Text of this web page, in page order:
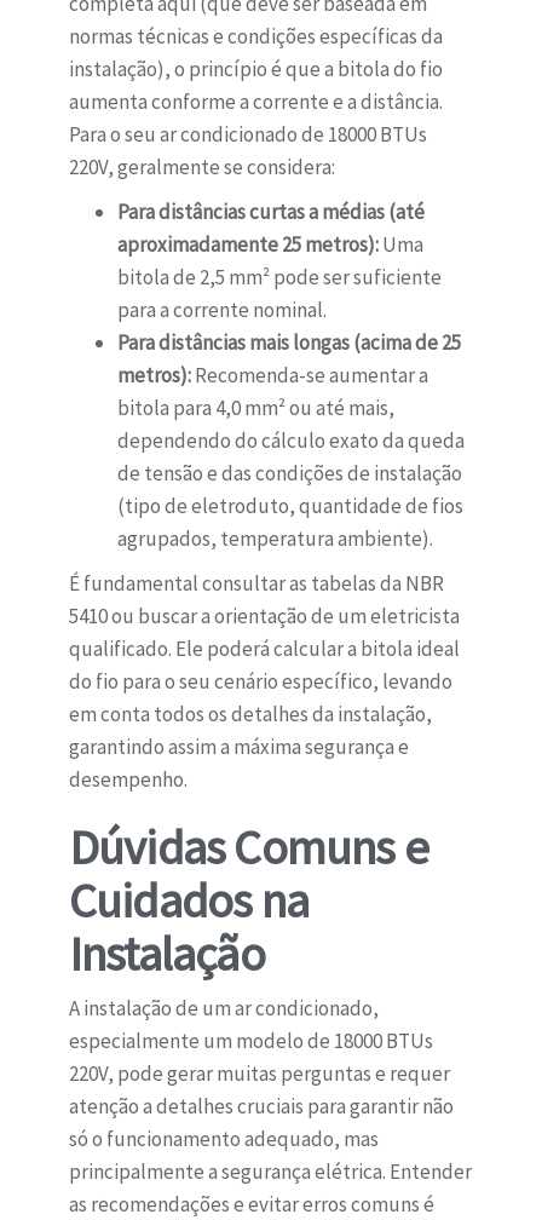
normas técnicas e condições específicas da
instalação), o princípio é que a bitola do fio
aumenta conforme a corrente e a distância.
Para o seu ar condicionado de 18000 BTUs
220V, geralmente se considera:
Para distâncias curtas a médias (até
aproximadamente 25 metros):Uma
bitola de 2,5 mm² pode ser suficiente
para a corrente nominal.
Para distâncias mais longas (acima de 25
metros):Recomenda-se aumentar a
bitola para 4,0 mm² ou até mais,
dependendo do cálculo exato da queda
de tensão e das condições de instalação
(tipo de eletroduto, quantidade de fios
agrupados, temperatura ambiente).
É fundamental consultar as tabelas da NBR
5410 ou buscar a orientação de um eletricista
qualificado. Ele poderá calcular a bitola ideal
do fio para o seu cenário específico, levando
em conta todos os detalhes da instalação,
garantindo assim a máxima segurança e
desempenho.
Dúvidas Comuns e
Cuidados na
Instalação
A instalação de um ar condicionado,
especialmente um modelo de 18000 BTUs
220V, pode gerar muitas perguntas e requer
atenção a detalhes cruciais para garantir não
só o funcionamento adequado, mas
principalmente a segurança elétrica. Entender
as recomendações e evitar erros comuns é